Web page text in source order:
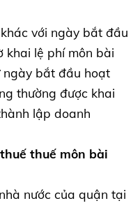
với ngày bắt đầu
khai lệ phí môn bài
bắt đầu hoạt
thường được khai
lập doanh
thuế môn bài
nước của quận tại